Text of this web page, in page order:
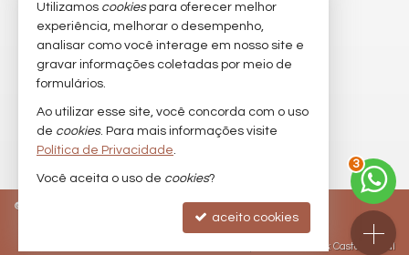
receba nosso newsletter
indicadores financeiros
imóveis favoritos
mapa de imóveis
© Política de Privacidade
Site para imobiliárias: Castel Digital
3
Utilizamos cookiespara oferecer melhor
experiência, melhorar o desempenho,
analisar como você interage em nosso site e
gravar informações coletadas por meio de
formulários.
Ao utilizar esse site, você concorda com o uso
de cookies. Para mais informações visite
Política de Privacidade.
Você aceita o uso de cookies?
aceito cookies